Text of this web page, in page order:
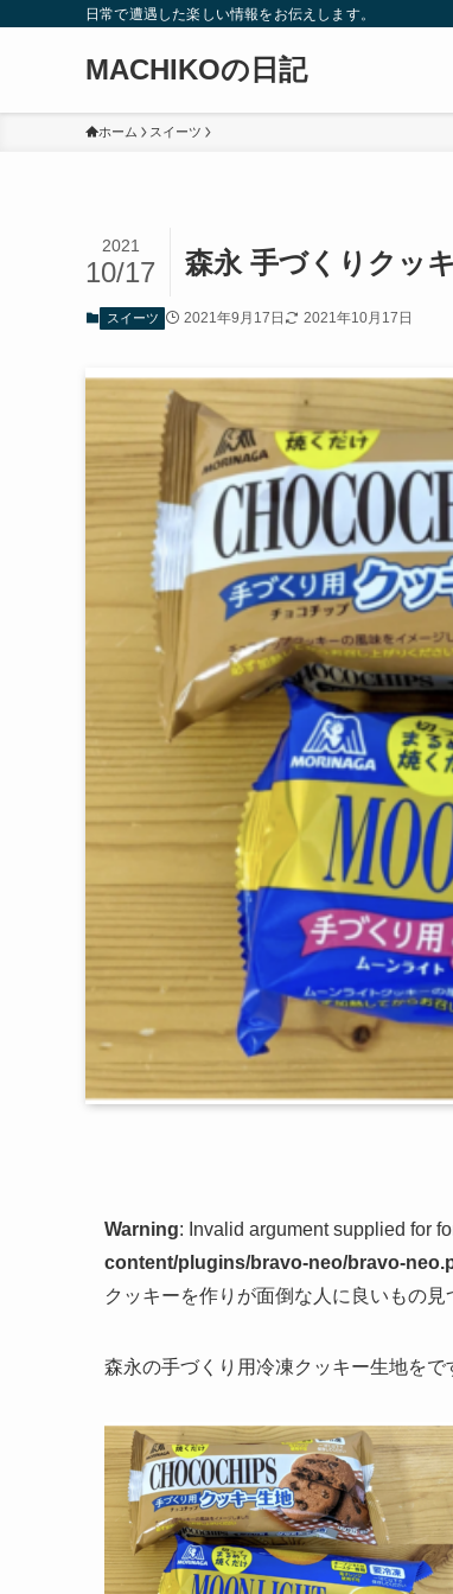
日常で遭遇した楽しい情報をお伝えします。
MACHIKOの日記
ホーム スイーツ
森永 手づくりクッ
2021
10/17
スイーツ 2021年9月17日 2021年10月17日
Warning: Invalid argument supplied for
content/plugins/bravo-neo/bravo-
クッキーを作りが面倒な人に良いもの見
森永の手づくり用冷凍クッキー生地をで